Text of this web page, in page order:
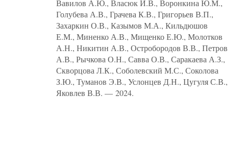
Вавилов А.Ю., Власюк И.В., Воронкина Ю.М.,
Голубева А.В., Грачева К.В., Григорьев В.П.,
Захаркин О.В., Казымов М.А., Кильдюшов
Е.М., Миненко А.В., Мищенко Е.Ю., Молотков
А.Н., Никитин А.В., Остробородов В.В., Петров
А.В., Рычкова О.Н., Савва О.В., Саракаева А.З.,
Скворцова Л.К., Соболевский М.С., Соколова
З.Ю., Туманов Э.В., Услонцев Д.Н., Цугуля С.В.,
Яковлев В.В. — 2024.